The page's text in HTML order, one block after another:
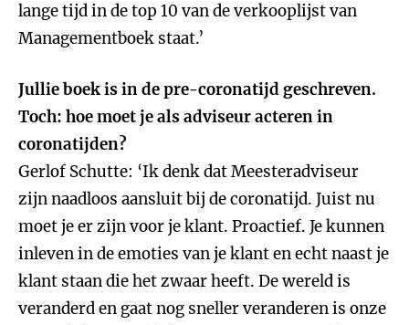
lange tijd in de top 10 van de verkooplijst van
Managementboek staat.’
Jullie boek is in de pre-coronatijd geschreven.
Toch: hoe moet je als adviseur acteren in
coronatijden?
Gerlof Schutte: ‘Ik denk dat Meesteradviseur
zijn naadloos aansluit bij de coronatijd. Juist nu
moet je er zijn voor je klant. Proactief. Je kunnen
inleven in de emoties van je klant en echt naast je
klant staan die het zwaar heeft. De wereld is
veranderd en gaat nog sneller veranderen is onze